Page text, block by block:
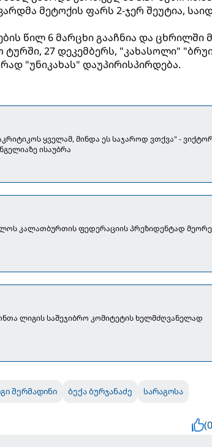
მეტოქის ფარს 2-ჯერ შეუტია,
წილ 6 მარცხი გააჩნია და ცხრილში
27 დეკემბერს, "კახასოლი"
"უნიკახას" დაუპირისპირდება.
ყველამ, მინდა ეს საჯაროდ ვთქვა" -
ისაუბრა
კალათბურთის ფედერაციის პრეზიდენტად მეორე
ლიგის საშეჯიბრო კომიტეტის ხელმძღვანელად
შერმადინი ბექა ბურჯანაძე სარაგოსა